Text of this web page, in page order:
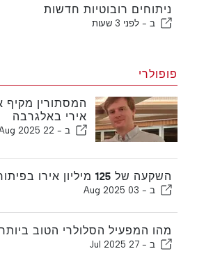
ניתוחים רובוטיות חדשות
ב - לפני 3 שעות
פופולרי
המסתורין מקיף
אירי באלגרבה
ב - 22 Aug 2025
השקעה של 125 מיליון אירו בפיתוח אלגרבה
ב - 03 Aug 2025
מהו המפעיל הסלולרי הטוב
ב - 27 Jul 2025